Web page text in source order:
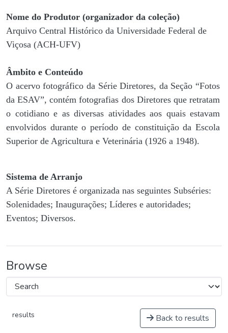
Nome do Produtor (organizador da coleção)
Arquivo Central Histórico da Universidade Federal de
Viçosa (ACH-UFV)
Âmbito e Conteúdo
O acervo fotográfico da Série Diretores, da Seção “Fotos
da ESAV”, contém fotografias dos Diretores que retratam
o cotidiano e as diversas atividades aos quais estavam
envolvidos durante o período de constituição da Escola
Superior de Agricultura e Veterinária (1926 a 1948).
Sistema de Arranjo
A Série Diretores é organizada nas seguintes Subséries:
Solenidades; Inaugurações; Líderes e autoridades;
Eventos; Diversos.
Browse
results Back to results